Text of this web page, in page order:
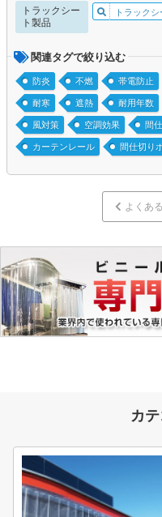
トラックシー
ト製品
トラック
関連タグで絞り込む
防炎 不燃 帯電防止
耐寒 遮熱 耐用年数
風対策 空調効果 間
カーテンレール 間仕切り
よくあ
カ